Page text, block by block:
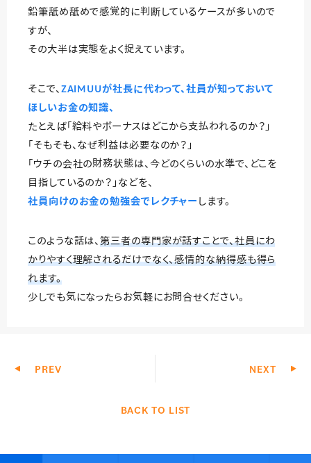
鉛筆舐め舐めで感覚的に判断しているケースが多いので
すが、
その大半は実態をよく捉えています。
そこで、 ZAIMUUが社長に代わって、社員が知っておいて
ほしいお金の知識、
たとえば「給料やボーナスはどこから支払われるのか？」
「そもそも、なぜ利益は必要なのか？」
「ウチの会社の財務状態は、今どのくらいの水準で、どこを
目指しているのか？」などを、
社員向けのお金の勉強会でレクチャー します。
このような話は、第三者の専門家が話すことで、社員にわ
かりやすく理解されるだけでなく、感情的な納得感も得ら
れます。
少しでも気になったらお気軽にお問合せください。
PREV NEXT
BACK TO LIST